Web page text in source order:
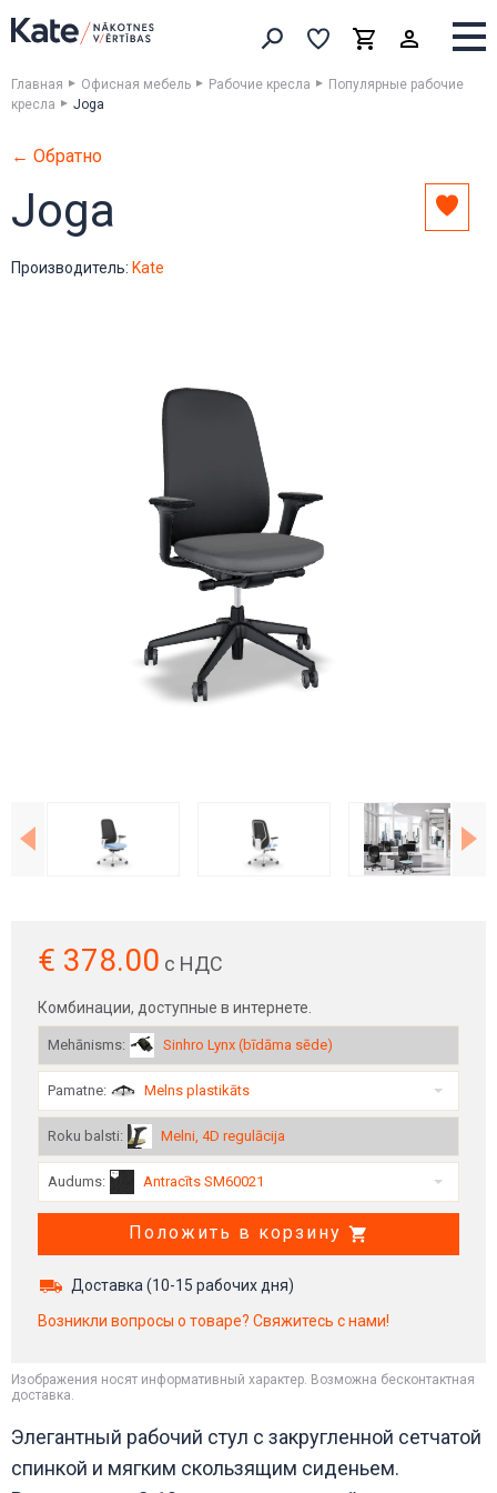
Искать товары
ВыборкаКорзинаВыборка
Главная Офисная мебель Рабочие кресла
Популярные рабочие
креслa
Joga
← Обратно
Joga
Производитель: Kate
€ 378.00 с НДС
Комбинации, доступные в интернете.
Mehānisms: Sinhro Lynx (bīdāma sēde)
Pamatne: Melns plastikāts
Roku balsti: Melni, 4D regulācija
Audums: Antracīts SM60021
Положить в корзину
Доставка (10-15 рабочих дня)
Возникли вопросы о товаре? Свяжитесь с нами!
Изображения носят информативный характер. Возможна бесконтактная
доставка.
Элегантный рабочий стул с закругленной сетчатой ​​
спинкой и мягким скользящим сиденьем.